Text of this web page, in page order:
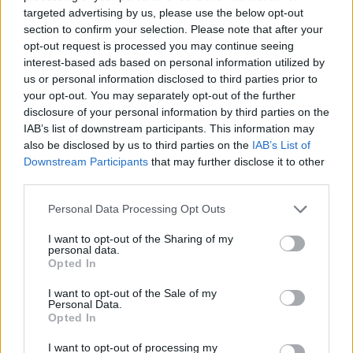
targeted advertising by us, please use the below opt-out
section to confirm your selection. Please note that after your
opt-out request is processed you may continue seeing
interest-based ads based on personal information utilized by
us or personal information disclosed to third parties prior to
your opt-out. You may separately opt-out of the further
disclosure of your personal information by third parties on the
IAB’s list of downstream participants. This information may
also be disclosed by us to third parties on the IAB’s List of
Downstream Participants that may further disclose it to other
Please note that this website/app uses one or more Google
not limited to your visit or usage behaviour. You may click to
grant or deny consent to Google and its third-party tags to
use your data for below specified purposes in below Google
consent section.
Personal Data Processing Opt Outs
I want to opt-out of the Sharing of my
personal data.
Opted In
I want to opt-out of the Sale of my
Personal Data.
Opted In
I want to opt-out of processing my
l’inaugurazione
Andrea Mura conquista Palau: grande
partecipazione per il suo racconto
Calangianus, allarme sul centro accoglienza
minori, Albieri: “Episodi gravissimi”